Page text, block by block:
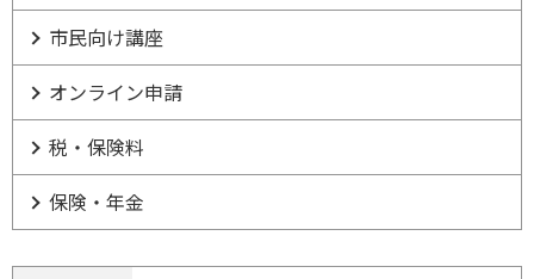
市民向け講座
オンライン申請
税・保険料
保険・年金